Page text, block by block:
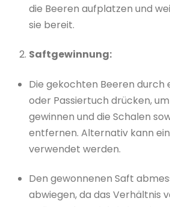
die Beeren aufplatzen und
sie bereit.
Saftgewinnung:
Die gekochten Beeren durch
oder Passiertuch drücken,
gewinnen und die Schalen
entfernen. Alternativ kann
verwendet werden.
Den gewonnenen Saft
abwiegen, da das Verhältnis